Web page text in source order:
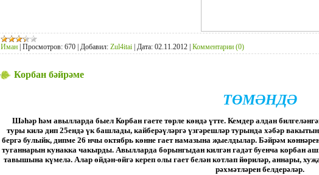
Иман | Просмотров: 670 | Добавил: Zul4itai | Дата: 02.11.2012 | Комментарии (0)
Корбан бәйрәме
ТӨМӘНДӘ
Шәһәр һәм авылларда быел Корбан гаете төрле көндә үтте. Кемдер алдан
туры килә дип 25ендә үк башлады, кайберәүләргә үзгәрешләр турында хәбәр
бергә булыйк, дипме 26 нчы октябрь көнне гает намазына җыелдылар. Бәйрәм
туганнарын кунакка чакырды. Авылларда борынгыдан килгән гадәт буенча корбан
тавышына күмелә. Алар өйдән-өйгә кереп олы гает белән котлап йөриләр, аннары,
рәхмәтләрен белдерәләр.